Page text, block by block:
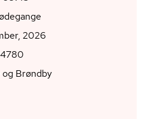
2026
og Brøndby